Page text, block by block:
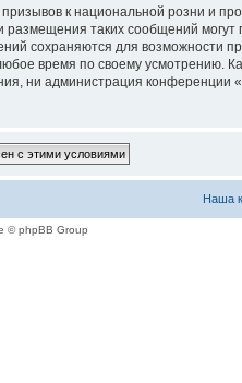
к национальной розни и
таких сообщений
сохраняются для возможности
время по своему усмотрению.
ни администрация конференции
Наша
© phpBB Group